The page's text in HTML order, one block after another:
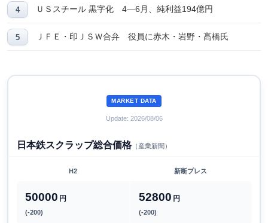
ＵＳスチール 黒字化 4―6月、純利益194億円
ＪＦＥ・印ＪＳＷ合弁 役員に赤木・岩野・髙橋氏
MARKET DATA
Update: 2026/08/06
日本鉄スクラップ総合価格（産業新聞）
H2 新断プレス
50000 円
(-200)
52800 円
(-200)